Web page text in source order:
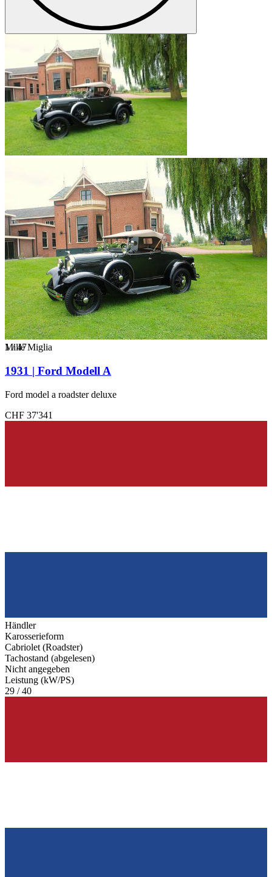
1/47
Mille Miglia
1931 | Ford Modell A
Ford model a roadster deluxe
CHF 37'341
Händler
Karosserieform
Cabriolet (Roadster)
Tachostand (abgelesen)
Nicht angegeben
Leistung (kW/PS)
29 / 40